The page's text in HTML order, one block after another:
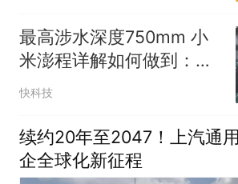
最高涉水深度750mm 小
米澎程详解如何做到：三
大方面设计
快科技
续约20年至2047！上汽通
企全球化新征程